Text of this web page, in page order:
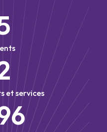
et services